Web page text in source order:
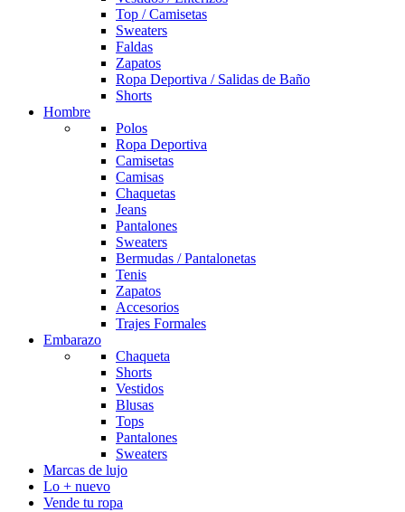
Top / Camisetas
Sweaters
Faldas
Zapatos
Ropa Deportiva / Salidas de Baño
Shorts
Hombre
Polos
Ropa Deportiva
Camisetas
Camisas
Chaquetas
Jeans
Pantalones
Sweaters
Bermudas / Pantalonetas
Tenis
Zapatos
Accesorios
Trajes Formales
Embarazo
Chaqueta
Shorts
Vestidos
Blusas
Tops
Pantalones
Sweaters
Marcas de lujo
Lo + nuevo
Vende tu ropa